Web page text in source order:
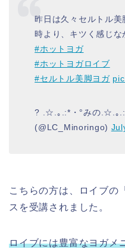
昨日は久々セルトル
時より、キツく感じ
#ホットヨガ
#ホットヨガロイブ
#セルトル美脚ヨガ
? .☆.｡.:*・°みの.☆.｡
(@LC_Minoringo)
こちらの方は、ロイブの
スを受講されました。
ロイブには豊富なヨガメ